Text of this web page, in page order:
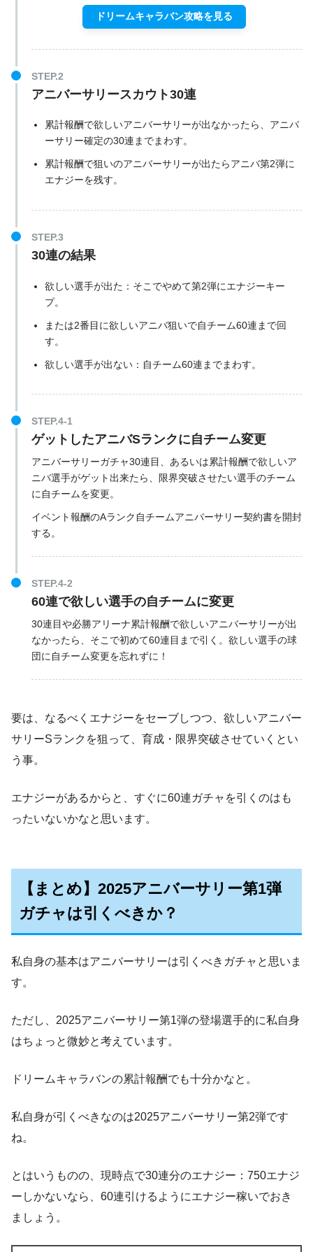
ドリームキャラバン攻略を見る
STEP.2
アニバーサリースカウト30連
累計報酬で欲しいアニバーサリーが出なかったら、アニバ
ーサリー確定の30連までまわす。
累計報酬で狙いのアニバーサリーが出たらアニバ第2弾に
エナジーを残す。
STEP.3
30連の結果
欲しい選手が出た：そこでやめて第2弾にエナジーキー
プ。
または2番目に欲しいアニバ狙いで自チーム60連まで回
す。
欲しい選手が出ない：自チーム60連までまわす。
STEP.4-1
ゲットしたアニバSランクに自チーム変更
アニバーサリーガチャ30連目、あるいは累計報酬で欲しいア
ニバ選手がゲット出来たら、限界突破させたい選手のチーム
に自チームを変更。
イベント報酬のAランク自チームアニバーサリー契約書を開封
する。
STEP.4-2
60連で欲しい選手の自チームに変更
30連目や必勝アリーナ累計報酬で欲しいアニバーサリーが出
なかったら、そこで初めて60連目まで引く。欲しい選手の球
団に自チーム変更を忘れずに！
要は、なるべくエナジーをセーブしつつ、欲しいアニバー
サリーSランクを狙って、育成・限界突破させていくとい
う事。
エナジーがあるからと、すぐに60連ガチャを引くのはも
ったいないかなと思います。
【まとめ】2025アニバーサリー第1弾
ガチャは引くべきか？
私自身の基本はアニバーサリーは引くべきガチャと思いま
す。
ただし、2025アニバーサリー第1弾の登場選手的に私自身
はちょっと微妙と考えています。
ドリームキャラバンの累計報酬でも十分かなと。
私自身が引くべきなのは2025アニバーサリー第2弾です
ね。
とはいうものの、現時点で30連分のエナジー：750エナジ
ーしかないなら、60連引けるようにエナジー稼いでおき
ましょう。